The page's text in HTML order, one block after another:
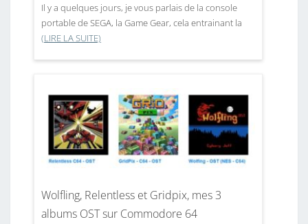
Il y a quelques jours, je vous parlais de la console
portable de SEGA, la Game Gear, cela entrainant la
(LIRE LA SUITE)
Wolfling, Relentless et Gridpix, mes 3
albums OST sur Commodore 64